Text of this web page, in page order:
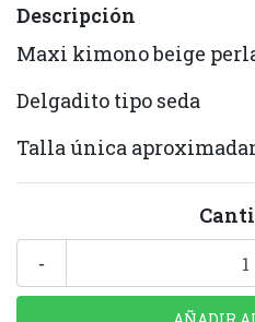
Descripción
Maxi kimono beige
Delgadito tipo seda
Talla única
-